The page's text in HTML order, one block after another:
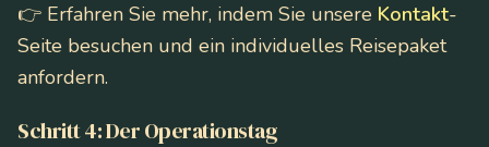
👉 Erfahren Sie mehr, indem Sie unsere Kontakt-
Seite besuchen und ein individuelles Reisepaket
anfordern.
Schritt 4: Der Operationstag